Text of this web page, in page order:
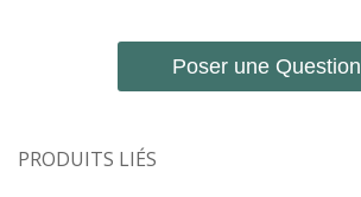
Poser une Question
PRODUITS LIÉS